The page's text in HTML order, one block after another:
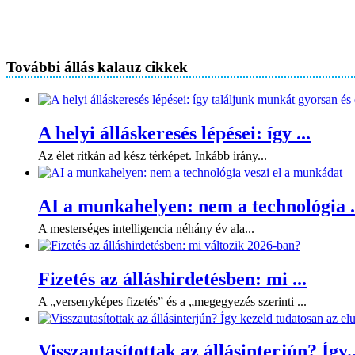
További állás kalauz cikkek
A helyi álláskeresés lépései: így ...
Az élet ritkán ad kész térképet. Inkább irány...
AI a munkahelyen: nem a technológia
A mesterséges intelligencia néhány év ala...
Fizetés az álláshirdetésben: mi ...
A „versenyképes fizetés” és a „megegyezés szerinti ...